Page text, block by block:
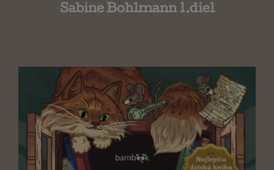
Sabine Bohlmann 1.diel